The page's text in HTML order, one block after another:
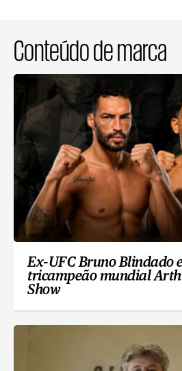
Conteúdo de marca
Ex-UFC Bruno Blindado
tricampeão mundial
Show